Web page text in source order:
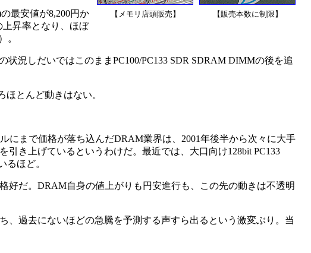
【メモリ店頭販売】 【販売本数に制限】
最安値が8,200円か
上昇率となり、ほぼ
。
況しだいではこのままPC100/PC133 SDR SDRAM DIMMの後を追
とんど動きはない。
まで価格が落ち込んだDRAM業界は、2001年後半から次々に大手
き上げているというわけだ。最近では、大口向け128bit PC133
るほど。
だ。DRAM自身の値上がりも円安進行も、この先の動きは不透明
過去にないほどの急騰を予測する声すら出るという激変ぶり。当